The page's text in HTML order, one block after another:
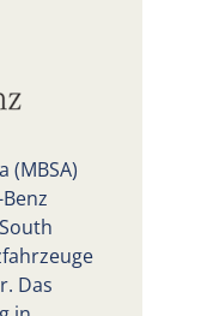
(MBSA)
Das